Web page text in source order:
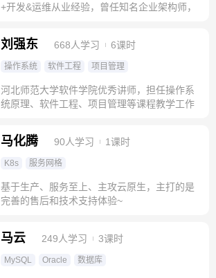
+开发&运维从业经验，曾任知名企业架构师，
刘强东 668人学习 6课时
操作系统 软件工程 项目管理
河北师范大学软件学院优秀讲师，担任操作系
统原理、软件工程、项目管理等课程教学工作
马化腾 90人学习 1课时
K8s 服务网格
基于生产、服务至上、主攻云原生，主打的是
完善的售后和技术支持体验~
马云 249人学习 3课时
MySQL Oracle 数据库